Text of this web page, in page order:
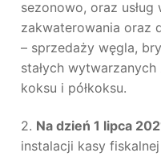
sezonowo, oraz
zakwaterowania oraz
– sprzedaży węgla,
stałych
koksu i półkoksu.
2. Na dzień 1 lipca
instalacji kasy